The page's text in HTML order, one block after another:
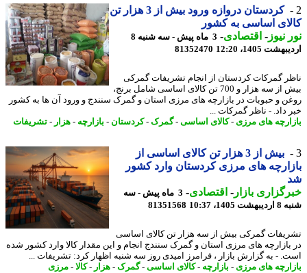
کردستان دروازه ورود بیش از 3 هزار تن
اساسی به کشور
نیوز-اقتصادی-
3 ماه پیش - سه شنبه 8
1405، 12:20
81352470
گمرکات کردستان از انجام تشریفات گمرکی
بیش از سه هزار و 700 تن کالای اساسی شامل برنج،
و حبوبات در بازارچه های مرزی استان و گمرک سنندج و ورود آن ها به کشور
داد. - ناظر گمرکات ...
های مرزی- کالای اساسی-گمرک- کردستان-بازارچه -هزار - تشریفات
بیش از 3 هزار تن کالای اساسی از
های مرزی کردستان وارد کشور
بازار- اقتصادی- 3 ماه پیش - سه
10:37
81351568
گمرکی بیش از سه هزار تن کالای اساسی
های مرزی استان و گمرک سنندج انجام و این مقدار کالا وارد کشور شده
- به گزارش بازار ، فرامرز امیدی روز سه شنبه اظهار کرد: تشریفات ...
های مرزی- بازارچه -کالای اساسی-گمرک- هزار - کالا -مرزی